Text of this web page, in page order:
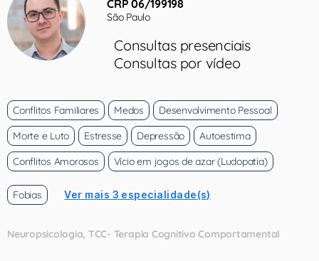
CRP 06/199198
São Paulo
Consultas presenciais
Consultas por vídeo
Conflitos Familiares Medos
Desenvolvimento Pessoal
Morte e Luto
Estresse Depressão
Autoestima
Conflitos Amorosos
Vício em jogos de azar (Ludopatia)
Fobias Ver mais 3 especialidade(s)
Neuropsicologia TCC- Terapia Cognitivo Comportamental